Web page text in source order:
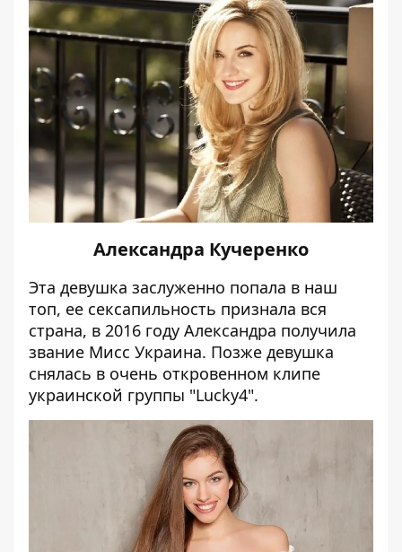
Александра Кучеренко
Эта девушка заслуженно попала в наш
топ, ее сексапильность признала вся
страна, в 2016 году Александра получила
звание Мисс Украина. Позже девушка
снялась в очень откровенном клипе
украинской группы "Lucky4".